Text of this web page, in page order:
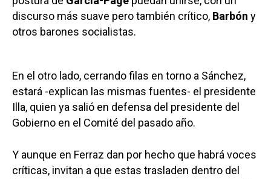
discurso más suave pero también crítico, Barbón y
otros barones socialistas.
En el otro lado, cerrando filas en torno a Sánchez,
estará -explican las mismas fuentes- el presidente
Illa, quien ya salió en defensa del presidente del
Gobierno en el Comité del pasado año.
Y aunque en Ferraz dan por hecho que habrá voces
críticas, invitan a que estas trasladen dentro del